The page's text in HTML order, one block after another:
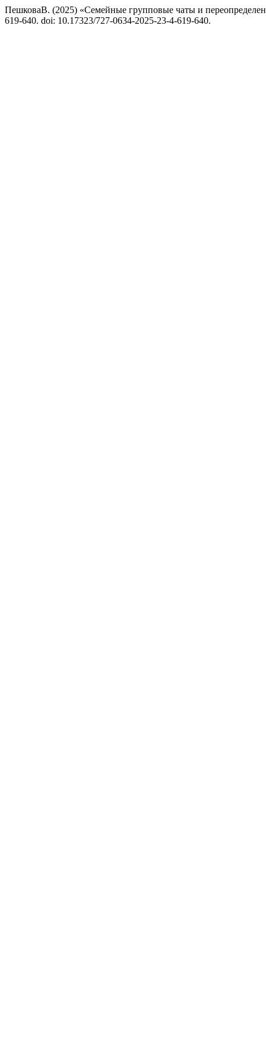
ПешковаВ. (2025) «Семейные групповые чаты и
619-640. doi: 10.17323/727-0634-2025-23-4-619-640.